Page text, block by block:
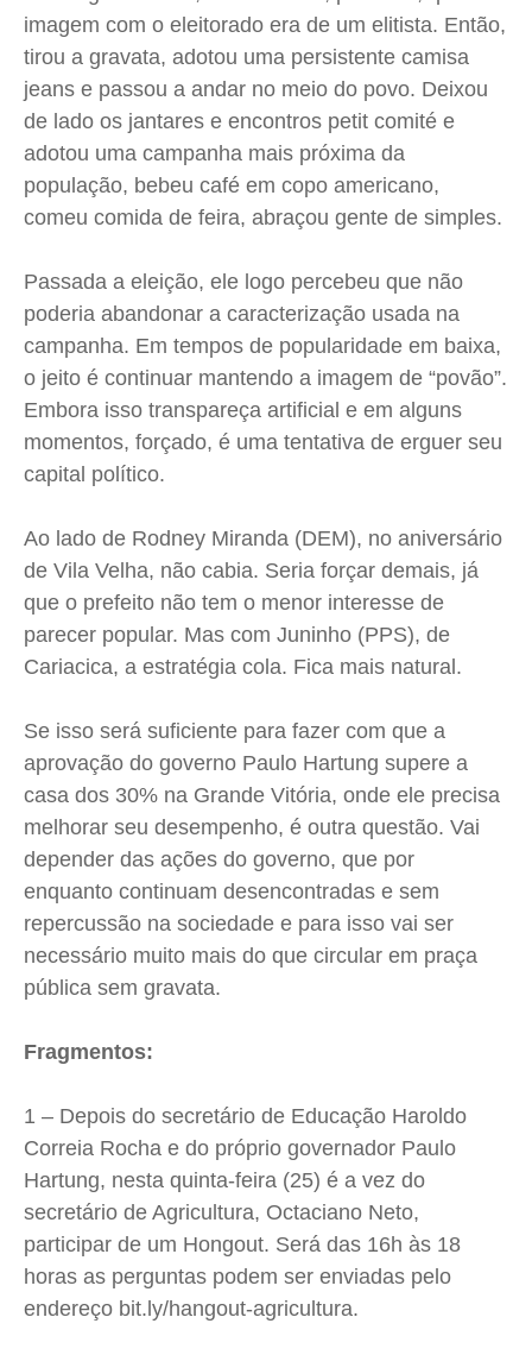
Expediente
Contato
Anuncie
Privacidade
Expediente
Contato
Anuncie
Privacidade
Expediente
Contato
Anuncie
Privacidade
Expediente
Contato
Anuncie
Privacidade
imagem com o eleitorado era de um elitista. Então,
tirou a gravata, adotou uma persistente camisa
jeans e passou a andar no meio do povo. Deixou
de lado os jantares e encontros petit comité e
adotou uma campanha mais próxima da
população, bebeu café em copo americano,
comeu comida de feira, abraçou gente de simples.
Passada a eleição, ele logo percebeu que não
poderia abandonar a caracterização usada na
campanha. Em tempos de popularidade em baixa,
o jeito é continuar mantendo a imagem de “povão”.
Embora isso transpareça artificial e em alguns
momentos, forçado, é uma tentativa de erguer seu
capital político.
Ao lado de Rodney Miranda (DEM), no aniversário
de Vila Velha, não cabia. Seria forçar demais, já
que o prefeito não tem o menor interesse de
parecer popular. Mas com Juninho (PPS), de
Cariacica, a estratégia cola. Fica mais natural.
Se isso será suficiente para fazer com que a
aprovação do governo Paulo Hartung supere a
casa dos 30% na Grande Vitória, onde ele precisa
melhorar seu desempenho, é outra questão. Vai
depender das ações do governo, que por
enquanto continuam desencontradas e sem
repercussão na sociedade e para isso vai ser
necessário muito mais do que circular em praça
pública sem gravata.
Fragmentos:
1 – Depois do secretário de Educação Haroldo
Correia Rocha e do próprio governador Paulo
Hartung, nesta quinta-feira (25) é a vez do
secretário de Agricultura, Octaciano Neto,
participar de um Hongout. Será das 16h às 18
horas as perguntas podem ser enviadas pelo
endereço bit.ly/hangout-agricultura.